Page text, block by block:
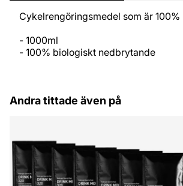
Cykelrengöringsmedel som är
- 1000ml
- 100% biologiskt nedbrytande
Andra tittade även på